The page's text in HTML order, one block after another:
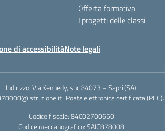
Offerta formativa
I progetti delle classi
di accessibilitàNote legali
Indirizzo:Via Kennedy, snc 84073 – Sapri (SA)
Posta elettronica certificata (PEC):
Codice fiscale: 84002700650
Codice meccanografico:SAIC878008